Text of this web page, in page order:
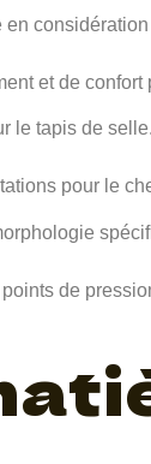
et de confort
tapis de
pour le
de